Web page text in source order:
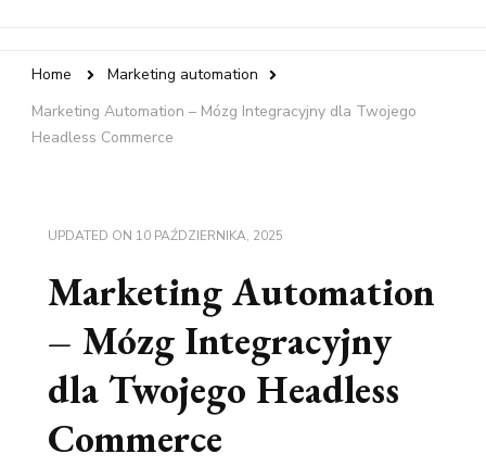
Home
Marketing automation
Marketing Automation – Mózg Integracyjny dla Twojego
Headless Commerce
UPDATED ON 10 PAŹDZIERNIKA, 2025
Marketing Automation
– Mózg Integracyjny
dla Twojego Headless
Commerce